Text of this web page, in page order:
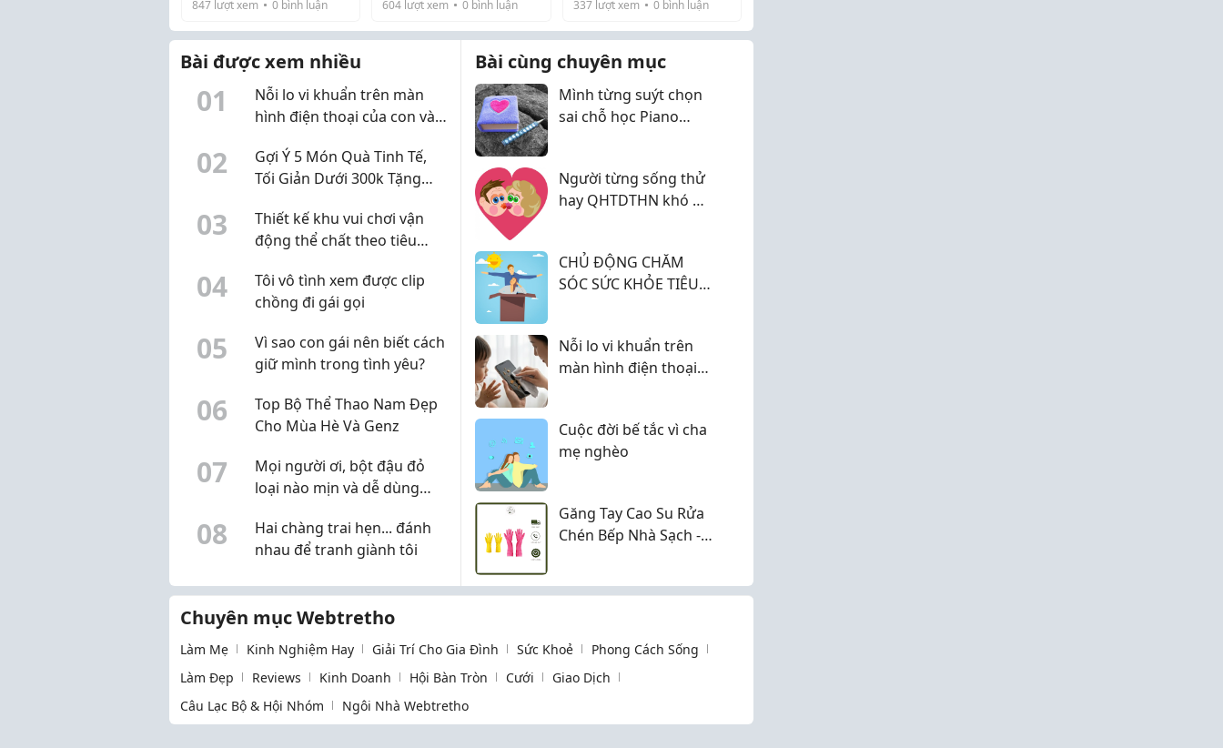
847 lượt xem 0 bình luận 604 lượt xem 0 bình luận 337lượt xem 0bình luận
Bài được xem nhiều
01
Nỗi lo vi khuẩn trên màn
hình điện thoại của con và
bỉm cần biết
02
Gợi Ý 5 Món Quà Tinh Tế,
Tối Giản Dưới 300k Tặng
03
Thiết kế khu vui chơi vận
động thể chất theo tiêu
04
Tôi vô tình xem được clip
chồng đi gái gọi
05
Vì sao con gái nên biết cách
giữ mình trong tình yêu?
06
Top Bộ Thể Thao Nam Đẹp
Cho Mùa Hè Và Genz
07
Mọi người ơi, bột đậu đỏ
loại nào mịn và dễ dùng
sang nguyên liệu thiên
nhiên
08
Hai chàng trai hẹn... đánh
nhau để tranh giành tôi
Bài cùng chuyên mục
Mình từng suýt chọn
sai chỗ học Piano
Người từng sống thử
hay QHTDTHN khó mà
CHỦ ĐỘNG CHĂM
SÓC SỨC KHỎE TIÊU
Nỗi lo vi khuẩn trên
màn hình điện thoại
cần biết
Cuộc đời bế tắc vì cha
mẹ nghèo
Găng Tay Cao Su Rửa
Chén Bếp Nhà Sạch -
Nhà
Chuyên mục Webtretho
Làm Mẹ Kinh Nghiệm Hay Giải Trí Cho Gia Đình Sức Khoẻ
Phong Cách Sống
Làm Đẹp
Reviews Kinh Doanh Hội Bàn Tròn Cưới
Giao Dịch
Câu Lạc Bộ & Hội Nhóm
Ngôi Nhà Webtretho